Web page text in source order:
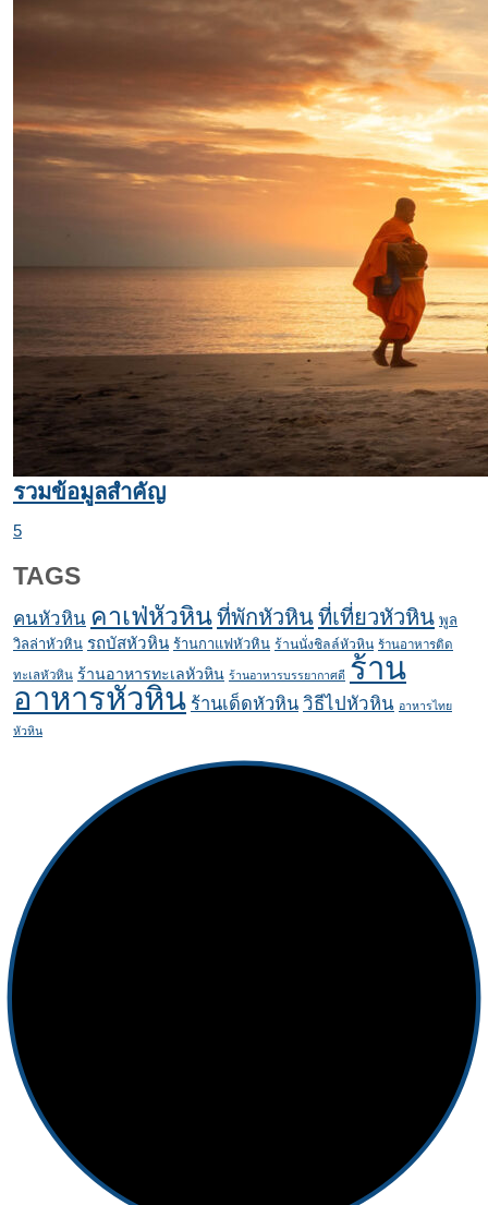
รวมข้อมูลสำคัญ
5
TAGS
คนหัวหิน คาเฟ่หัวหินที่พักหัวหินที่เที่ยวหัวหิน พูล
วิลล่าหัวหิน รถบัสหัวหิน ร้านกาแฟหัวหิน ร้านนั่งชิลล์หัวหิน ร้านอาหารติด
ทะเลหัวหิน ร้านอาหารทะเลหัวหิน ร้านอาหารบรรยากาศดี ร้าน
อาหารหัวหิน ร้านเด็ดหัวหิน วิธีไปหัวหิน อาหารไทย
หัวหิน